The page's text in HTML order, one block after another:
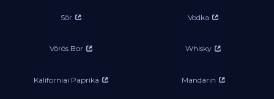
Sör Vodka
Vörös Bor Whisky
Kaliforniai Paprika Mandarin